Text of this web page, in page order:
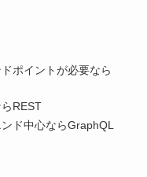
ポイントが必要なら
REST
ド中心ならGraphQL